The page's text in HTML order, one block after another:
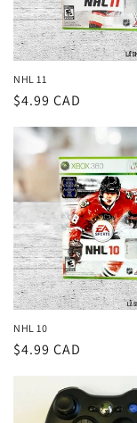
NHL 11
Prix
$4.99 CAD
NHL 10
Prix
$4.99 CAD